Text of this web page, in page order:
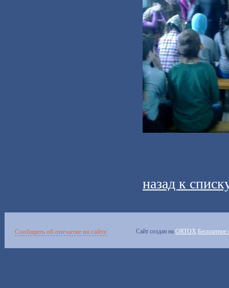
назад к
Сообщить об опечатке на сайте Сайт создан на ORTOX